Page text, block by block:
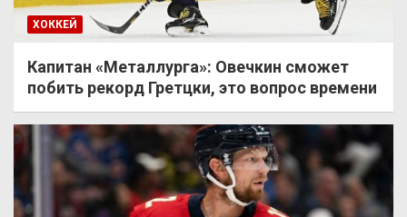
ХОККЕЙ
Капитан «Металлурга»: Овечкин сможет
побить рекорд Гретцки, это вопрос времени